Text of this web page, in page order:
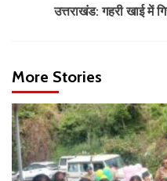
उत्तराखंड: गहरी खाई में
More Stories